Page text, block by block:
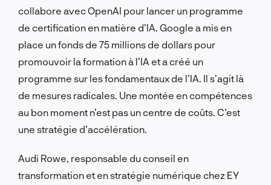
collabore avec OpenAI pour lancer un programme
de certification en matière d’IA. Google a mis en
place un fonds de 75 millions de dollars pour
promouvoir la formation à l’IA et a créé un
programme sur les fondamentaux de l’IA. Il s’agit là
de mesures radicales. Une montée en compétences
au bon moment n’est pas un centre de coûts. C’est
une stratégie d’accélération.
Audi Rowe, responsable du conseil en
transformation et en stratégie numérique chez EY